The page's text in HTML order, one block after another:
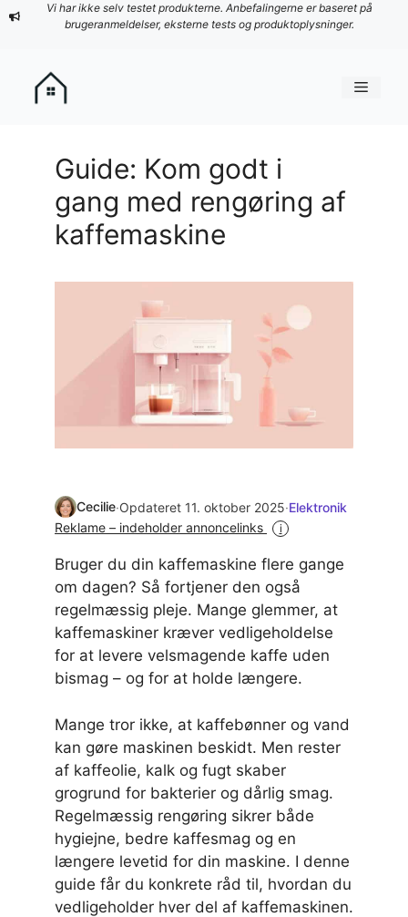
Hop
Vi har ikke selv testet produkterne. Anbefalingerne er baseret på
brugeranmeldelser, eksterne tests og produktoplysninger.
Menu
Guide: Kom godt i
gang med rengøring af
kaffemaskine
Cecilie·Opdateret 11. oktober 2025·Elektronik
Reklame – indeholder annoncelinks
i
Bruger du din kaffemaskine flere gange
om dagen? Så fortjener den også
regelmæssig pleje. Mange glemmer, at
kaffemaskiner kræver vedligeholdelse
for at levere velsmagende kaffe uden
bismag – og for at holde længere.
Mange tror ikke, at kaffebønner og vand
kan gøre maskinen beskidt. Men rester
af kaffeolie, kalk og fugt skaber
grogrund for bakterier og dårlig smag.
Regelmæssig rengøring sikrer både
hygiejne, bedre kaffesmag og en
længere levetid for din maskine. I denne
guide får du konkrete råd til, hvordan du
vedligeholder hver del af kaffemaskinen.